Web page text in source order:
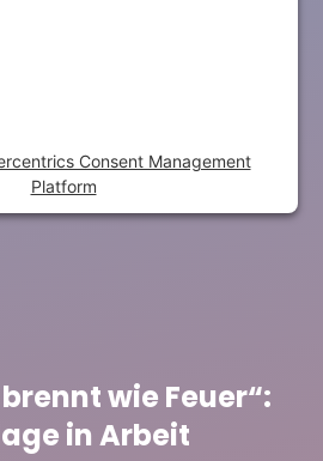
Consent Management
Platform
wie Feuer“:
in Arbeit